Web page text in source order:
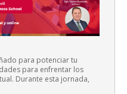
para potenciar tu
para enfrentar los
Durante esta jornada,